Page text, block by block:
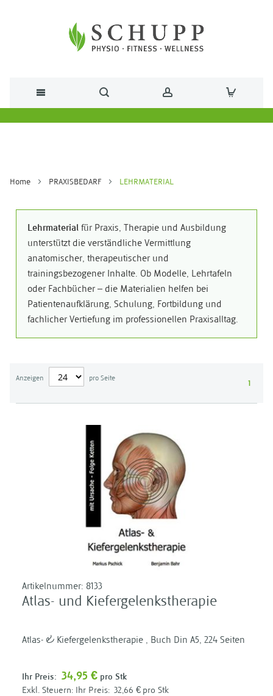
Home PRAXISBEDARF LEHRMATERIAL
Lehrmaterial für Praxis, Therapie und Ausbildung
unterstützt die verständliche Vermittlung
anatomischer, therapeutischer und
trainingsbezogener Inhalte. Ob Modelle, Lehrtafeln
oder Fachbücher – die Materialien helfen bei
Patientenaufklärung, Schulung, Fortbildung und
fachlicher Vertiefung im professionellen Praxisalltag.
Anzeigen pro Seite 1
Artikelnummer: 8133
Atlas- und Kiefergelenkstherapie
Atlas- & Kiefergelenkstherapie , Buch Din A5, 224 Seiten
Ihr Preis: 34,95 € pro Stk
Ihr Preis: 32,66 € pro Stk